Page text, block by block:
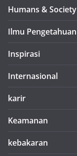
Humans & Society
Ilmu Pengetahuan
Inspirasi
Internasional
karir
Keamanan
kebakaran